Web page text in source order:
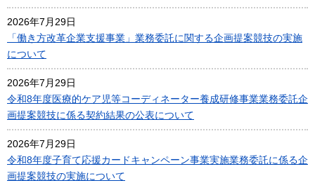
2026年7月29日
「働き方改革企業支援事業」業務委託に関する企画提案競技の実施
について
2026年7月29日
令和8年度医療的ケア児等コーディネーター養成研修事業業務委託企
画提案競技に係る契約結果の公表について
2026年7月29日
令和8年度子育て応援カードキャンペーン事業実施業務委託に係る企
画提案競技の実施について